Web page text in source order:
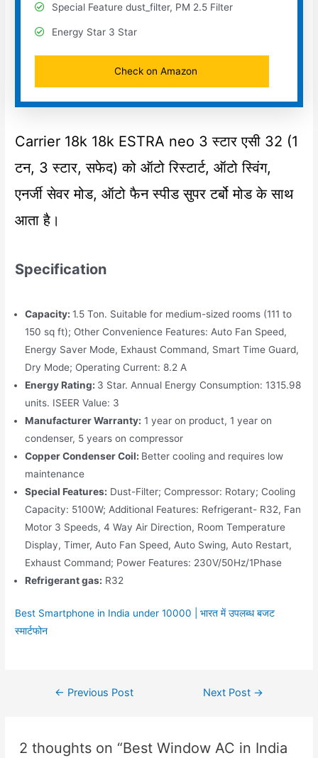
Special Feature dust_filter, PM 2.5 Filter
Energy Star 3 Star
Check on Amazon
Carrier 18k 18k ESTRA neo 3 स्टार एसी 32 (1
टन, 3 स्टार, सफेद) को ऑटो रिस्टार्ट, ऑटो स्विंग,
एनर्जी सेवर मोड, ऑटो फैन स्पीड सुपर टर्बो मोड के साथ
आता है।
Specification
Capacity: 1.5 Ton. Suitable for medium-sized rooms (111 to
150 sq ft); Other Convenience Features: Auto Fan Speed,
Energy Saver Mode, Exhaust Command, Smart Time Guard,
Dry Mode; Operating Current: 8.2 A
Energy Rating: 3 Star. Annual Energy Consumption: 1315.98
units. ISEER Value: 3
Manufacturer Warranty: 1 year on product, 1 year on
condenser, 5 years on compressor
Copper Condenser Coil: Better cooling and requires low
maintenance
Special Features: Dust-Filter; Compressor: Rotary; Cooling
Capacity: 5100W; Additional Features: Refrigerant- R32, Fan
Motor 3 Speeds, 4 Way Air Direction, Room Temperature
Display, Timer, Auto Fan Speed, Auto Swing, Auto Restart,
Exhaust Command; Power Features: 230V/50Hz/1Phase
Refrigerant gas: R32
Best Smartphone in India under 10000 | भारत में उपलब्ध बजट
स्मार्टफोन
Post← Previous Post Next Post →
2 thoughts on “Best Window AC in India